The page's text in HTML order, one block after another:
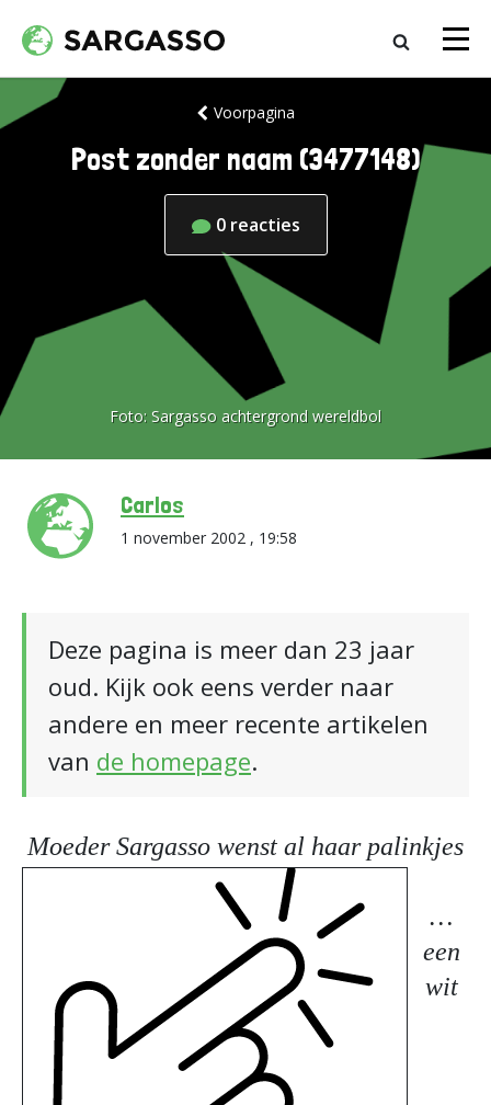
Voorpagina
Post zonder naam (3477148)
0 reacties
Foto: Sargasso achtergrond wereldbol
Carlos
1 november 2002 , 19:58
Deze pagina is meer dan 23 jaar
oud. Kijk ook eens verder naar
andere en meer recente artikelen
van de homepage.
Moeder Sargasso wenst al haar palinkjes
…
een
wit